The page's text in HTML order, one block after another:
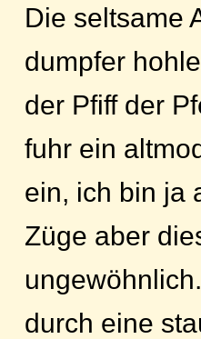
Die seltsame
dumpfer
der Pfiff der
fuhr ein
ein, ich bin ja
Züge aber
durch eine